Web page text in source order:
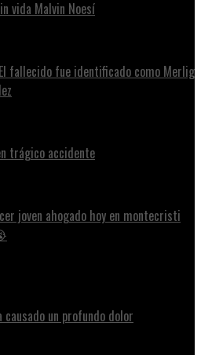
vida Malvin Noesí
fallecido fue identificado como Merlig
trágico accidente
joven ahogado hoy en montecristi
causado un profundo dolor